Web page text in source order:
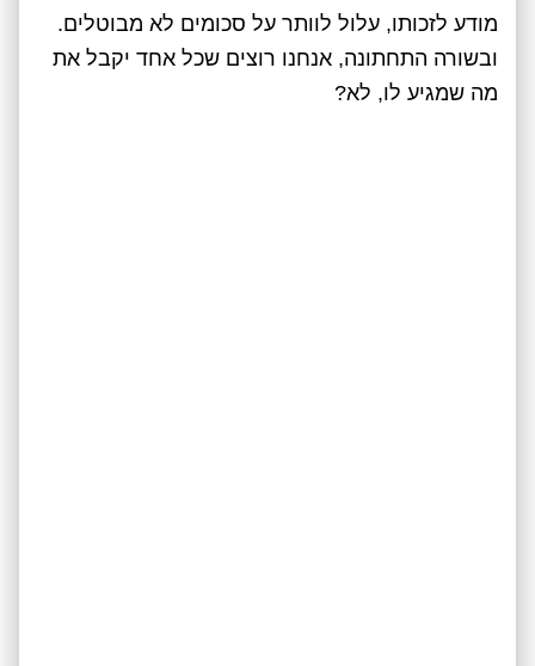
מודע לזכותו, עלול לוותר על סכומים לא מבוטלים.
ובשורה התחתונה, אנחנו רוצים שכל אחד יקבל את
מה שמגיע לו, לא?